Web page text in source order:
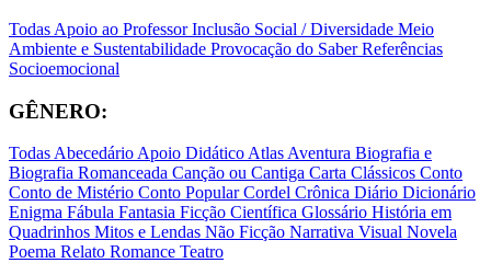
Todas Apoio ao ProfessorInclusão Social / Diversidade Meio
Ambiente e Sustentabilidade Provocação do SaberReferências
Socioemocional
GÊNERO:
TodasAbecedárioApoio DidáticoAtlasAventura Biografia e
Biografia Romanceada Canção ou Cantiga Carta Clássicos Conto
Conto de Mistério Conto PopularCordel Crônica Diário Dicionário
Enigma Fábula Fantasia Ficção Científica Glossário História em
Quadrinhos Mitos e Lendas Não Ficção Narrativa Visual Novela
Poema Relato Romance Teatro